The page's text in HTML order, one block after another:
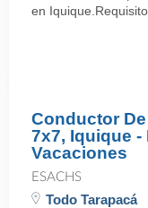
en
Conductor
7x7, Iquique -
Vacaciones
ESACHS
Todo Tarapacá